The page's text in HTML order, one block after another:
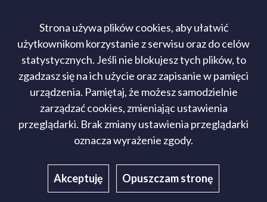
Strona używa plików cookies, aby ułatwić
użytkownikom korzystanie z serwisu oraz do celów
statystycznych. Jeśli nie blokujesz tych plików, to
zgadzasz się na ich użycie oraz zapisanie w pamięci
urządzenia. Pamiętaj, że możesz samodzielnie
zarządzać cookies, zmieniając ustawienia
przeglądarki. Brak zmiany ustawienia przeglądarki
oznacza wyrażenie zgody.
Akceptuję Opuszczam stronę